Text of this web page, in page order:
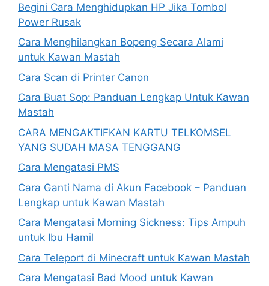
Begini Cara Menghidupkan HP Jika Tombol
Power Rusak
Cara Menghilangkan Bopeng Secara Alami
untuk Kawan Mastah
Cara Scan di Printer Canon
Cara Buat Sop: Panduan Lengkap Untuk Kawan
Mastah
CARA MENGAKTIFKAN KARTU TELKOMSEL
YANG SUDAH MASA TENGGANG
Cara Mengatasi PMS
Cara Ganti Nama di Akun Facebook – Panduan
Lengkap untuk Kawan Mastah
Cara Mengatasi Morning Sickness: Tips Ampuh
untuk Ibu Hamil
Cara Teleport di Minecraft untuk Kawan Mastah
Cara Mengatasi Bad Mood untuk Kawan